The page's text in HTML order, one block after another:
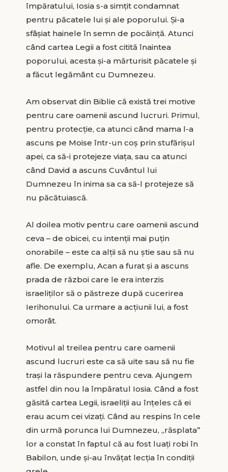
împăratului, Iosia s-a simțit condamnat
pentru păcatele lui și ale poporului. Și-a
sfâșiat hainele în semn de pocăință. Atunci
când cartea Legii a fost citită înaintea
poporului, acesta și-a mărturisit păcatele și
a făcut legământ cu Dumnezeu.
Am observat din Biblie că există trei motive
pentru care oamenii ascund lucruri. Primul,
pentru protecție, ca atunci când mama l-a
ascuns pe Moise într-un coș prin stufărișul
apei, ca să-i protejeze viața, sau ca atunci
când David a ascuns Cuvântul lui
Dumnezeu în inima sa ca să-l protejeze să
nu păcătuiască.
Al doilea motiv pentru care oamenii ascund
ceva – de obicei, cu intenții mai puțin
onorabile – este ca alții să nu știe sau să nu
afle. De exemplu, Acan a furat și a ascuns
prada de război care le era interzis
israeliților să o păstreze după cucerirea
Ierihonului. Ca urmare a acțiunii lui, a fost
omorât.
Motivul al treilea pentru care oamenii
ascund lucruri este ca să uite sau să nu fie
trași la răspundere pentru ceva. Ajungem
astfel din nou la împăratul Iosia. Când a fost
găsită cartea Legii, israeliții au înțeles că ei
erau acum cei vizaţi. Când au respins în cele
din urmă porunca lui Dumnezeu, „răsplata”
lor a constat în faptul că au fost luați robi în
Babilon, unde și-au învățat lecția în condiții